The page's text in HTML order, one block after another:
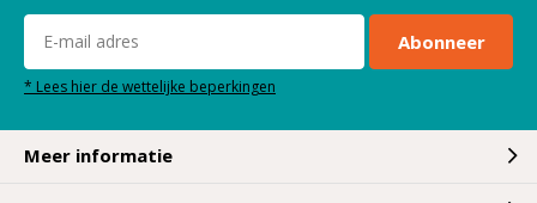
Abonneer
* Lees hier de wettelijke beperkingen
Meer informatie